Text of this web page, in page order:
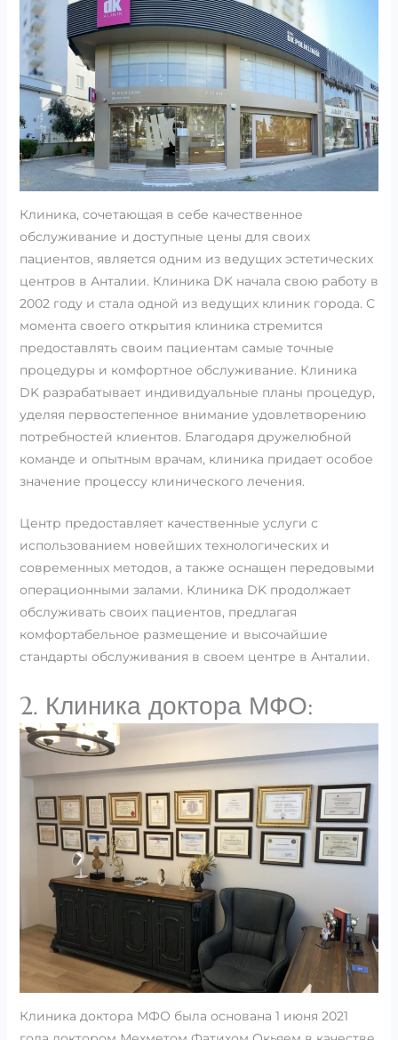
Клиника, сочетающая в себе качественное
обслуживание и доступные цены для своих
пациентов, является одним из ведущих эстетических
центров в Анталии. Клиника DK начала свою работу в
2002 году и стала одной из ведущих клиник города. С
момента своего открытия клиника стремится
предоставлять своим пациентам самые точные
процедуры и комфортное обслуживание. Клиника
DK разрабатывает индивидуальные планы процедур,
уделяя первостепенное внимание удовлетворению
потребностей клиентов. Благодаря дружелюбной
команде и опытным врачам, клиника придает особое
значение процессу клинического лечения.
Центр предоставляет качественные услуги с
использованием новейших технологических и
современных методов, а также оснащен передовыми
операционными залами. Клиника DK продолжает
обслуживать своих пациентов, предлагая
комфортабельное размещение и высочайшие
стандарты обслуживания в своем центре в Анталии.
2. Клиника доктора МФО:
Клиника доктора МФО была основана 1 июня 2021